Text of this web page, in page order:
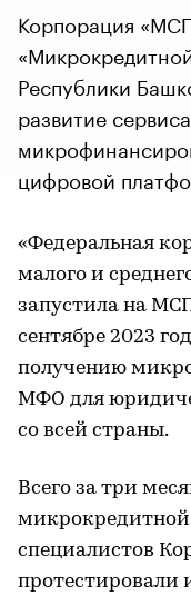
Корпорация
Республики
развитие
цифровой
«Федеральная
малого и
запустила на
сентябре 2023
получению
МФО для
со всей страны.
Всего за три
специалистов
протестировали